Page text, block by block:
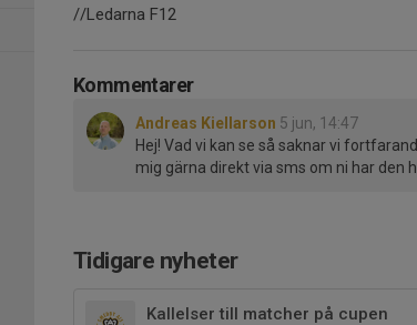
//Ledarna F12
Kommentarer
Andreas Kiellarson 5 jun, 14:47
Hej! Vad vi kan se så saknar vi
mig gärna direkt via sms om ni har den
Tidigare nyheter
Kallelser till matcher på cupen